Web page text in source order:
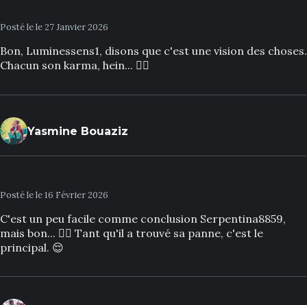
Posté le le 27 Janvier 2026
Bon, Luminessens1, disons que c'est une vision des choses.
Chacun son karma, hein... 🤷‍♀️
Yasmine Bouaziz
Posté le le 16 Février 2026
C'est un peu facile comme conclusion Serpentina8859,
mais bon... 🤷‍♀️ Tant qu'il a trouvé sa panne, c'est le
principal. 😌